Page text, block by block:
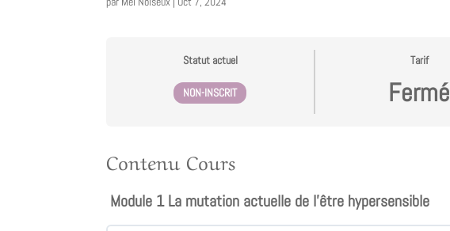
Statut actuel
NON-INSCRIT
Tarif
Fermé
Contenu Cours
Module 1 La mutation actuelle de l’être hypersensible